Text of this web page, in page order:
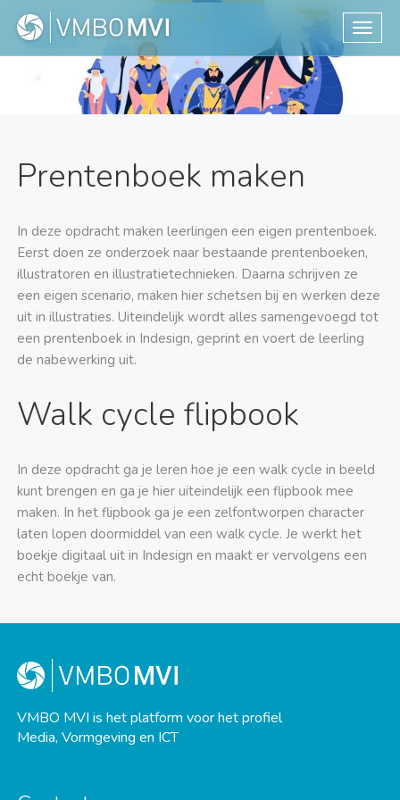
Prentenboek maken
In deze opdracht maken leerlingen een eigen prentenboek.
Eerst doen ze onderzoek naar bestaande prentenboeken,
illustratoren en illustratietechnieken. Daarna schrijven ze
een eigen scenario, maken hier schetsen bij en werken deze
uit in illustraties. Uiteindelijk wordt alles samengevoegd tot
een prentenboek in Indesign, geprint en voert de leerling
de nabewerking uit.
Walk cycle flipbook
In deze opdracht ga je leren hoe je een walk cycle in beeld
kunt brengen en ga je hier uiteindelijk een flipbook mee
maken. In het flipbook ga je een zelfontworpen character
laten lopen doormiddel van een walk cycle. Je werkt het
boekje digitaal uit in Indesign en maakt er vervolgens een
echt boekje van.
VMBO MVI is het platform voor het profiel
Media, Vormgeving en ICT